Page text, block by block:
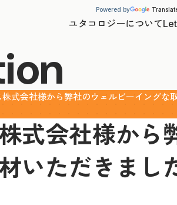
Powered by
ユタコロジーについて
式会社様から弊社のウェルビーイングな
式会社様から
いただきまし